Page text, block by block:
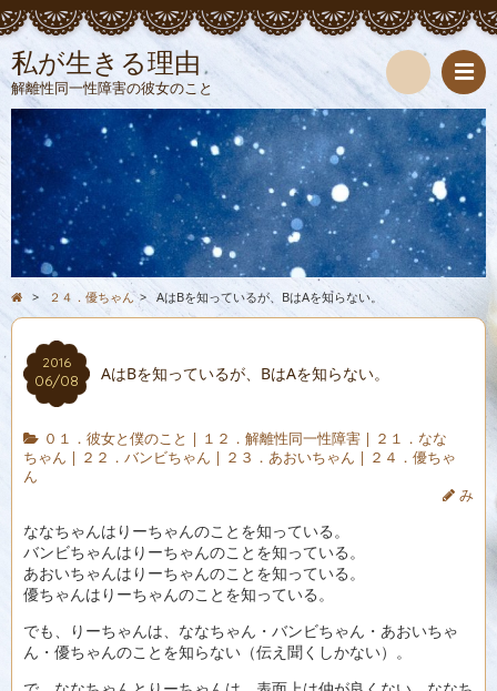
私が生きる理由
解離性同一性障害の彼女のこと
検
索
> ２４．優ちゃん > AはBを知っているが、BはAを知らない。
2016
06/08 AはBを知っているが、BはAを知らない。
０１．彼女と僕のこと | １２．解離性同一性障害| ２１．なな
ちゃん | ２２．バンビちゃん | ２３．あおいちゃん | ２４．優ちゃ
ん
み
ななちゃんはりーちゃんのことを知っている。
バンビちゃんはりーちゃんのことを知っている。
あおいちゃんはりーちゃんのことを知っている。
優ちゃんはりーちゃんのことを知っている。
でも、りーちゃんは、ななちゃん・バンビちゃん・あおいちゃ
ん・優ちゃんのことを知らない（伝え聞くしかない）。